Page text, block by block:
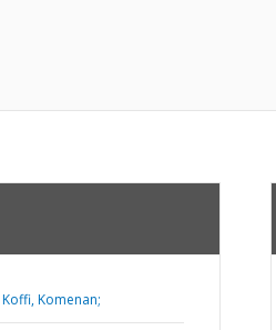
Koffi, Komenan;